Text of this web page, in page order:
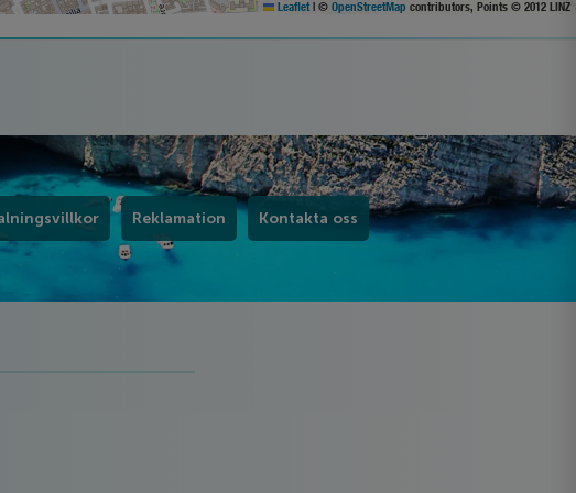
Leaflet | © OpenStreetMap contributors, Points © 2012 LINZ
Reklamation Kontakta oss